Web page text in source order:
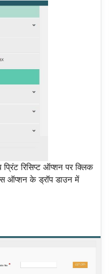
रिसिप्ट ऑप्शन पर क्लिक
ऑप्शन के ड्रॉप डाउन में